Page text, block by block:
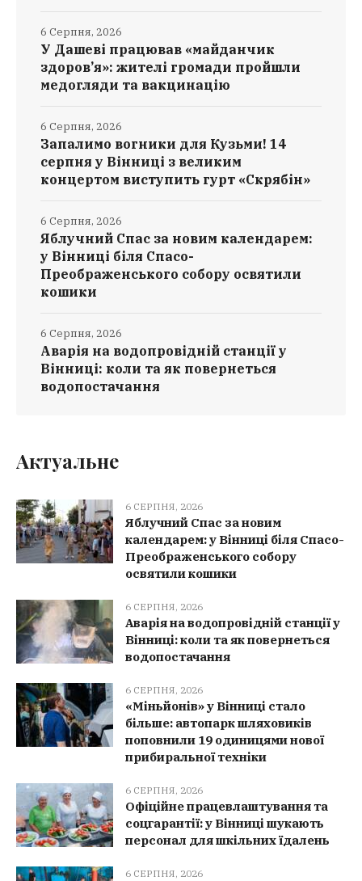
У Дашеві працював «майданчик
здоров’я»: жителі громади пройшли
медогляди та вакцинацію
6 Серпня, 2026
Запалимо вогники для Кузьми! 14
серпня у Вінниці з великим
концертом виступить гурт «Скрябін»
6 Серпня, 2026
Яблучний Спас за новим календарем:
у Вінниці біля Спасо-
Преображенського собору освятили
кошики
6 Серпня, 2026
Аварія на водопровідній станції у
Вінниці: коли та як повернеться
водопостачання
6 Серпня, 2026
Актуальне
6 СЕРПНЯ, 2026
Яблучний Спас за новим
календарем: у Вінниці біля Спасо-
Преображенського собору
освятили кошики
6 СЕРПНЯ, 2026
Аварія на водопровідній станції у
Вінниці: коли та як повернеться
водопостачання
6 СЕРПНЯ, 2026
«Міньйонів» у Вінниці стало
більше: автопарк шляховиків
поповнили 19 одиницями нової
прибиральної техніки
6 СЕРПНЯ, 2026
Офіційне працевлаштування та
соцгарантії: у Вінниці шукають
персонал для шкільних їдалень
6 СЕРПНЯ, 2026